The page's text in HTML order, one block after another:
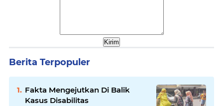
Berita Terpopuler
Fakta Mengejutkan Di Balik
Kasus Disabilitas